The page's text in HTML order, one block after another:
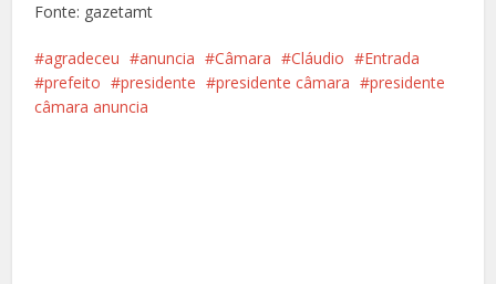
Fonte: gazetamt
agradeceu anuncia Câmara Cláudio
Entrada
prefeito
presidente presidente câmara
presidente
câmara anuncia